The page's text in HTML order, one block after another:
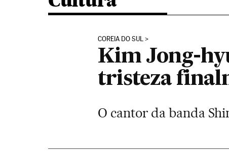
COREIA DO SUL
Kim Jong-
tristeza
O cantor da banda